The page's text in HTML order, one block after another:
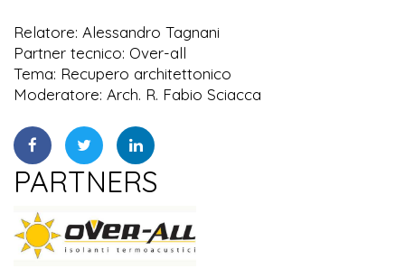
Relatore: Alessandro Tagnani
Partner tecnico: Over-all
Tema: Recupero architettonico
Moderatore: Arch. R. Fabio Sciacca
PARTNERS